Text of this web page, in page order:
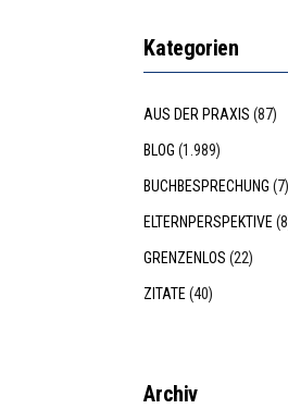
Kategorien
AUS DER PRAXIS (87)
BLOG (1.989)
BUCHBESPRECHUNG (7)
ELTERNPERSPEKTIVE
GRENZENLOS (22)
ZITATE(40)
Archiv